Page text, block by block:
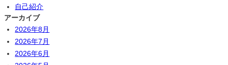
自己紹介
アーカイブ
2026年8月
2026年7月
2026年6月